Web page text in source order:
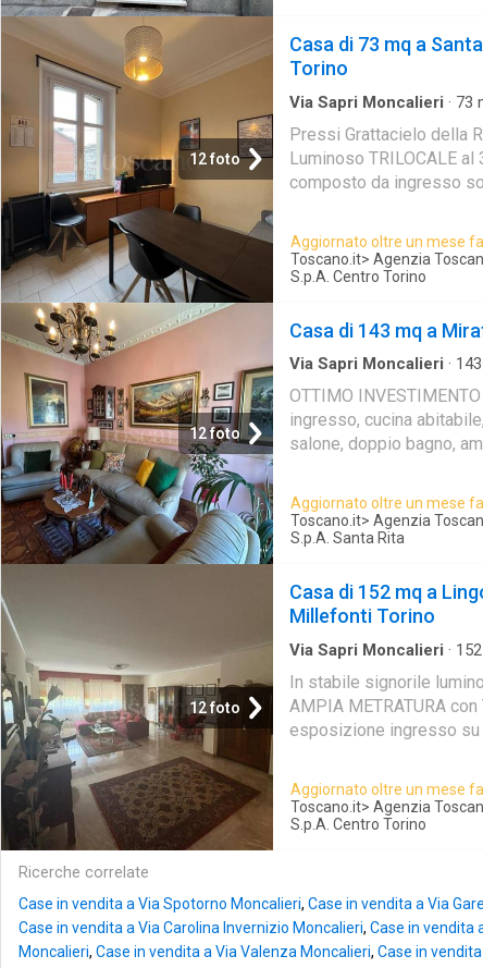
12 foto
Casa di 73 mq a
Torino
Via Sapri Moncalieri · 73
Pressi Grattacielo della
Luminoso TRILOCALE
composto da ingresso
Aggiornato oltre un mese fa
Toscano.it> Agenzia
S.p.A. Centro Torino
12 foto
Casa di 143 mq a
Via Sapri Moncalieri · 143
OTTIMO
ingresso, cucina
salone, doppio bagno,
Aggiornato oltre un mese fa
Toscano.it> Agenzia
S.p.A. Santa Rita
12 foto
Casa di 152 mq a
Millefonti Torino
Via Sapri Moncalieri · 152
In stabile signorile
AMPIA METRATURA
esposizione ingresso
possibilità BOX AUTO
Aggiornato oltre un mese fa
Toscano.it> Agenzia
S.p.A. Centro Torino
Ricerche correlate
Case in vendita a Via Spotorno Moncalieri, Case in vendita a Via
Case in vendita a Via Carolina Invernizio Moncalieri, Case in vendita
Moncalieri, Case in vendita a Via Valenza Moncalieri, Case in